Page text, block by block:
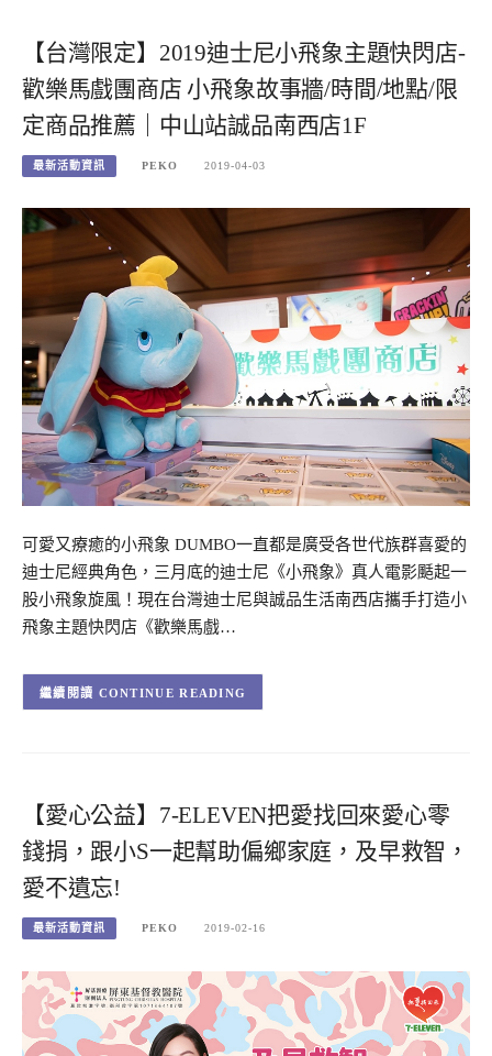
【台灣限定】2019迪士尼小飛象主題快閃店-
歡樂馬戲團商店 小飛象故事牆/時間/地點/限
定商品推薦｜中山站誠品南西店1F
最新活動資訊 PEKO 2019-04-03
可愛又療癒的小飛象 DUMBO一直都是廣受各世代族群喜愛的
迪士尼經典角色，三月底的迪士尼《小飛象》真人電影颳起一
股小飛象旋風！現在台灣迪士尼與誠品生活南西店攜手打造小
飛象主題快閃店《歡樂馬戲…
CONTINUE READING
【愛心公益】7-ELEVEN把愛找回來愛心零
錢捐，跟小S一起幫助偏鄉家庭，及早救智，
愛不遺忘!
最新活動資訊 PEKO 2019-02-16